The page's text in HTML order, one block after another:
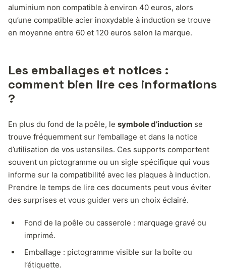
aluminium non compatible à environ 40 euros, alors
qu’une compatible acier inoxydable à induction se trouve
en moyenne entre 60 et 120 euros selon la marque.
Les emballages et notices :
comment bien lire ces informations
?
En plus du fond de la poêle, le symbole d’induction se
trouve fréquemment sur l’emballage et dans la notice
d’utilisation de vos ustensiles. Ces supports comportent
souvent un pictogramme ou un sigle spécifique qui vous
informe sur la compatibilité avec les plaques à induction.
Prendre le temps de lire ces documents peut vous éviter
des surprises et vous guider vers un choix éclairé.
Fond de la poêle ou casserole : marquage gravé ou
imprimé.
Emballage : pictogramme visible sur la boîte ou
l’étiquette.